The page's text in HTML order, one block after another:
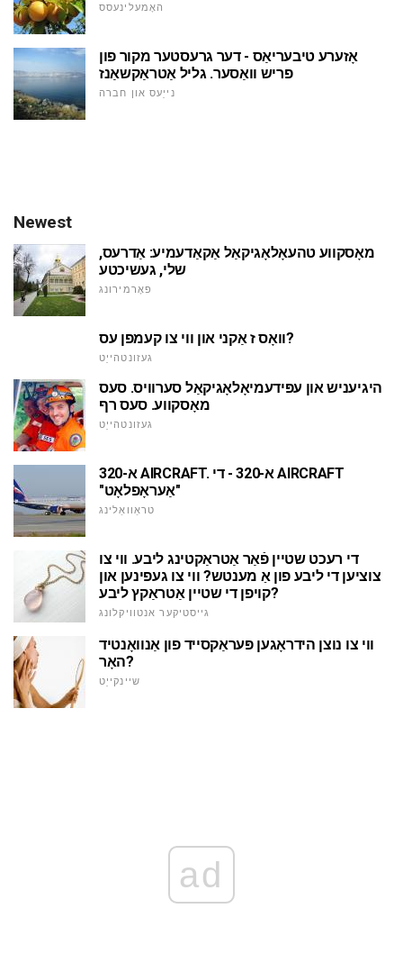
האָמעלינעסס
אָזערע טיבעריאַס - דער גרעסטער מקור פון
פריש וואַסער. גליל אַטראַקשאַנז
נייַעס און חברה
Newest
מאָסקווע טהעאָלאָגיקאַל אַקאַדעמיע: אַדרעס,
שלי, געשיכטע
פאָרמירונג
וואָס ז אַקני און ווי צו קעמפן עס?
געזונטהייַט
היגיעניש און עפּידעמיאָלאָגיקאַל סערוויס. סעס
מאָסקווע. סעס רף
געזונטהייַט
א-320 AIRCRAFT. א-320 - די AIRCRAFT
"אַעראָפלאָט"
טראַוואַלינג
די רעכט שטיין פֿאַר אַטראַקטינג ליבע. ווי צו
צוציען די ליבע פון אַ מענטש? ווי צו געפינען און
קויפן די שטיין אַטראַקץ ליבע?
גייסטיקער אנטוויקלונג
ווי צו נוצן הידראָגען פּעראַקסייד פון אַנוואָנטיד
האָר?
שיינקייַט
ad